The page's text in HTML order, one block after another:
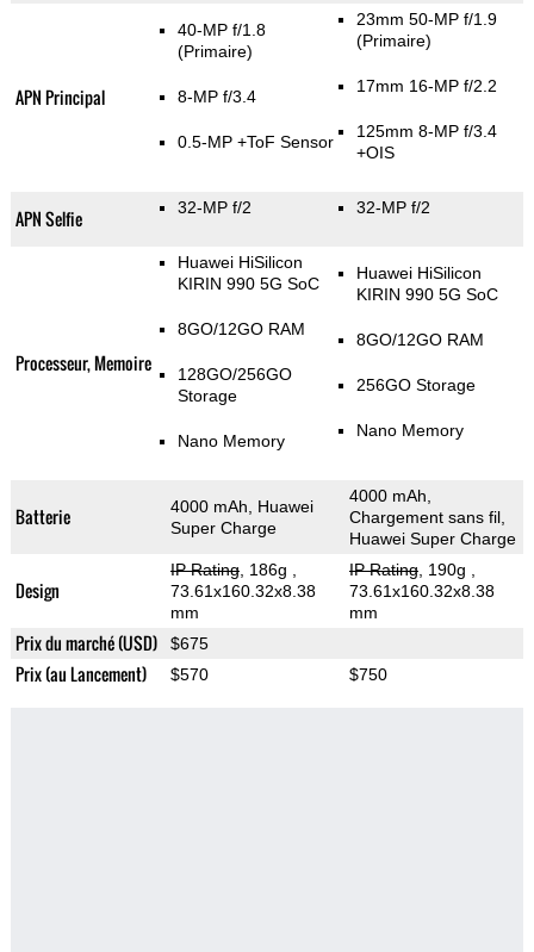
APN Principal
40-MP f/1.8
(Primaire)
8-MP f/3.4
0.5-MP +ToF Sensor
23mm 50-MP f/1.9
(Primaire)
17mm 16-MP f/2.2
125mm 8-MP f/3.4
+OIS
APN Selfie 32-MP f/2 32-MP f/2
Processeur, Memoire
Huawei HiSilicon
KIRIN 990 5G SoC
8GO/12GO RAM
128GO/256GO
Storage
Nano Memory
Huawei HiSilicon
KIRIN 990 5G SoC
8GO/12GO RAM
256GO Storage
Nano Memory
Batterie
4000 mAh, Huawei
Super Charge
4000 mAh,
Chargement sans fil,
Huawei Super Charge
Design
IP Rating, 186g
73.61x160.32x8.38
mm
IP Rating, 190g
73.61x160.32x8.38
mm
Prix du marché (USD) $675
Prix (au Lancement) $570 $750